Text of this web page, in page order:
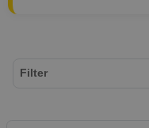
Filter